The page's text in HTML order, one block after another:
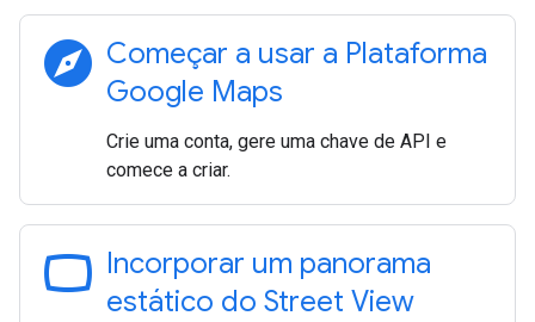
explore Começar a usar a Plataforma
Google Maps
Crie uma conta, gere uma chave de API e
comece a criar.
panorama_wide_angle Incorporar um panorama
estático do Street View